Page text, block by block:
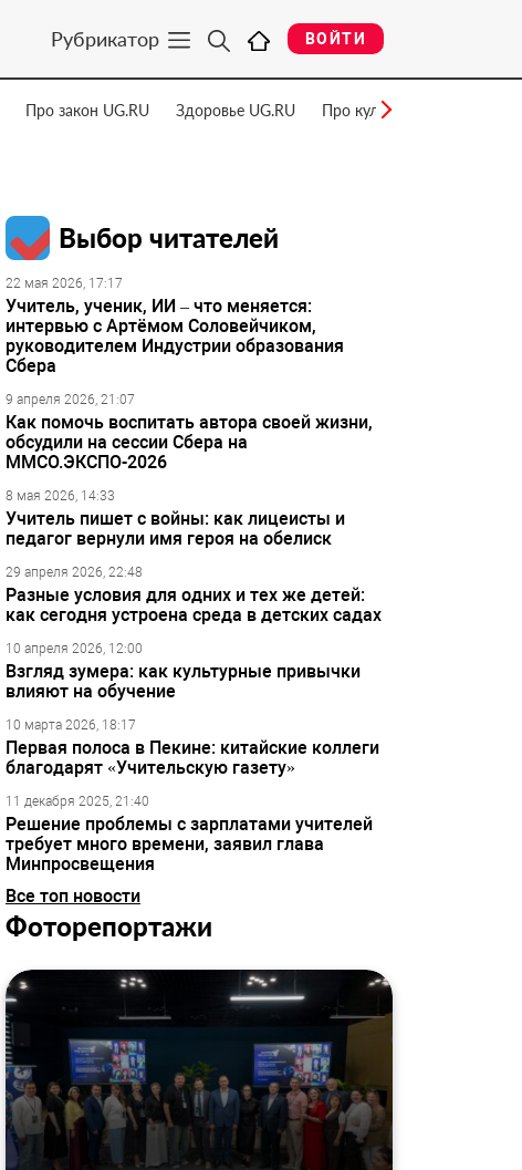
Рубрикатор ВОЙТИ
Про закон UG.RU Здоровье UG.RU Про культуру UG.RU
Выбор читателей
22 мая 2026, 17:17
Учитель, ученик, ИИ – что меняется:
интервью с Артёмом Соловейчиком,
руководителем Индустрии образования
Сбера
9 апреля 2026, 21:07
Как помочь воспитать автора своей жизни,
обсудили на сессии Сбера на
ММСО.ЭКСПО-2026
8 мая 2026, 14:33
Учитель пишет с войны: как лицеисты и
педагог вернули имя героя на обелиск
29 апреля 2026, 22:48
Разные условия для одних и тех же детей:
как сегодня устроена среда в детских садах
10 апреля 2026, 12:00
Взгляд зумера: как культурные привычки
влияют на обучение
10 марта 2026, 18:17
Первая полоса в Пекине: китайские коллеги
благодарят «Учительскую газету»
11 декабря 2025, 21:40
Решение проблемы с зарплатами учителей
требует много времени, заявил глава
Минпросвещения
Все топ новости
Фоторепортажи